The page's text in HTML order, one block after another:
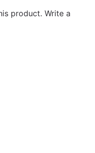
product. Write a